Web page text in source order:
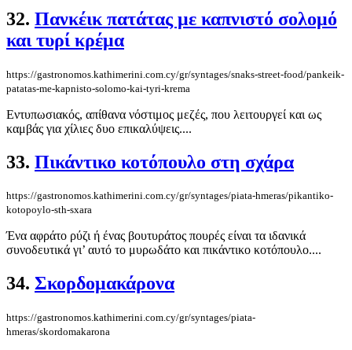
32. Πανκέικ πατάτας με καπνιστό σολομό
και τυρί κρέμα
https://gastronomos.kathimerini.com.cy/gr/syntages/snaks-street-food/pankeik-
patatas-me-kapnisto-solomo-kai-tyri-krema
Εντυπωσιακός, απίθανα νόστιμος μεζές, που λειτουργεί και ως
καμβάς για χίλιες δυο επικαλύψεις....
33. Πικάντικο κοτόπουλο στη σχάρα
https://gastronomos.kathimerini.com.cy/gr/syntages/piata-hmeras/pikantiko-
kotopoylo-sth-sxara
Ένα αφράτο ρύζι ή ένας βουτυράτος πουρές είναι τα ιδανικά
συνοδευτικά γι’ αυτό το μυρωδάτο και πικάντικο κοτόπουλο....
34. Σκορδομακάρονα
https://gastronomos.kathimerini.com.cy/gr/syntages/piata-
hmeras/skordomakarona